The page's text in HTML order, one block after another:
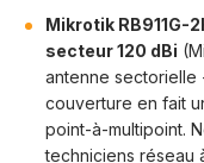
Mikrotik RB911G-
secteur 120 dBi
antenne sectorielle
couverture en fait
point-à-multipoint.
techniciens réseau